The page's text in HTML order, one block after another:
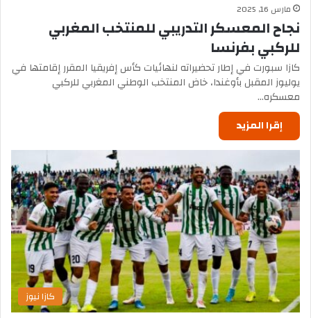
مارس 16, 2025
نجاح المعسكر التدريبي للمنتخب المغربي
للركبي بفرنسا
كازا سبورت في إطار تحضيراته لنهائيات كأس إفريقيا المقرر إقامتها في
يوليوز المقبل بأوغندا، خاض المنتخب الوطني المغربي للركبي
معسكره…
إقرا المزيد
كازا نيوز